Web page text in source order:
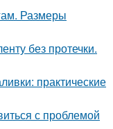
Размеры
без протечки.
практические
с проблемой